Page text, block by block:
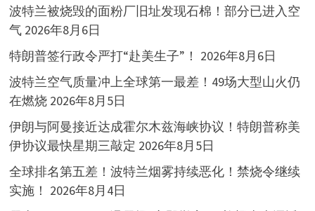
波特兰被烧毁的面粉厂旧址发现石棉！部分已进入空
气 2026年8月6日
特朗普签行政令严打“赴美生子”！ 2026年8月6日
波特兰空气质量冲上全球第一最差！49场大型山火仍
在燃烧 2026年8月5日
伊朗与阿曼接近达成霍尔木兹海峡协议！特朗普称美
伊协议最快星期三敲定 2026年8月5日
全球排名第五差！波特兰烟雾持续恶化！禁烧令继续
实施！ 2026年8月4日